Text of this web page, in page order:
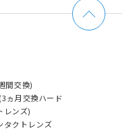
間交換)
ヵ月交換ハード
レンズ)
タクトレンズ